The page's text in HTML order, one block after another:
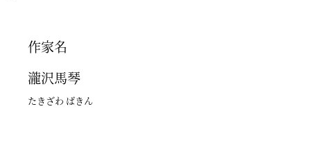
作家名
瀧沢馬琴
たきざわ ばきん